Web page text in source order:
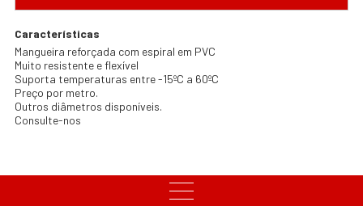
Características
Mangueira reforçada com espiral em PVC
Muito resistente e flexível
Suporta temperaturas entre -15ºC a 60ºC
Preço por metro.
Outros diâmetros disponíveis.
Consulte-nos